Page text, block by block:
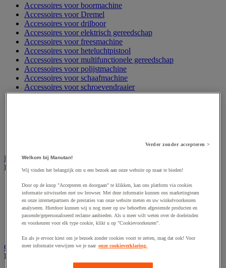
Accessoires voor boormachine
Accessoires voor Dremel
Accessoires voor drilboor
Accessoires voor elektrisch gereedschap
Accessoires voor freesmachine
Accessoires voor heteluchtpistool
Accessoires voor multifunctionele gereedschap
Accessoires voor polijstmachine
Accessoires voor schaafmachine
Accessoires voor schroevendraaier
Accessoires voor schuurmachine
Elektrische toebehoren en verlichting
Bekijk de hele productgroep
Accessoires voor elektrisch schakelpaneel
Batterij, oplader en kabel
Elektrische kabel
Elektrische uitrusting
Verlengsnoer, stekkerdoos en kapelhaspel
Gereedschap opbergen
Bekijk de hele productgroep
Verder zonder accepteren >
Welkom bij Manutan!
Wij vinden het belangrijk om u een bezoek aan onze website op maat te bieden!
Door op de knop "Accepteren en doorgaan" te klikken, kan ons platform via cookies
informatie uitwisselen met uw browser. Met deze informatie kunnen ons marketingteam
en onze internetpartners de prestaties van onze website meten en uw winkelvoorkeuren
analyseren. Hierdoor kunnen wij u nog meer op uw behoeften afgestemde producten en
passende/gepersonaliseerd reclame aanbieden. Als u meer wilt weten over de doeleinden
en voorkeuren voor elk type cookie, klikt u op "Cookievoorkeuren".
En als je ervoor kiest om je bezoek zonder cookies voort te zetten, mag dat ook! Voor
meer informatie verwijzen we je naar onze cookieverklaring.